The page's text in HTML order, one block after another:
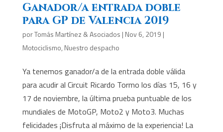
Ganador/a entrada doble
para GP de Valencia 2019
porTomás Martínez & Asociados | Nov 6, 2019 |
Motociclismo, Nuestro despacho
Ya tenemos ganador/a de la entrada doble válida
para acudir al Circuit Ricardo Tormo los días 15, 16 y
17 de noviembre, la última prueba puntuable de los
mundiales de MotoGP, Moto2 y Moto3. Muchas
felicidades ¡Disfruta al máximo de la experiencia! La